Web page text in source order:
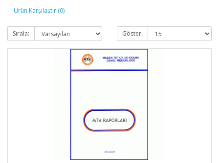
Ürün Karşılaştır (0)
Sırala: Göster: